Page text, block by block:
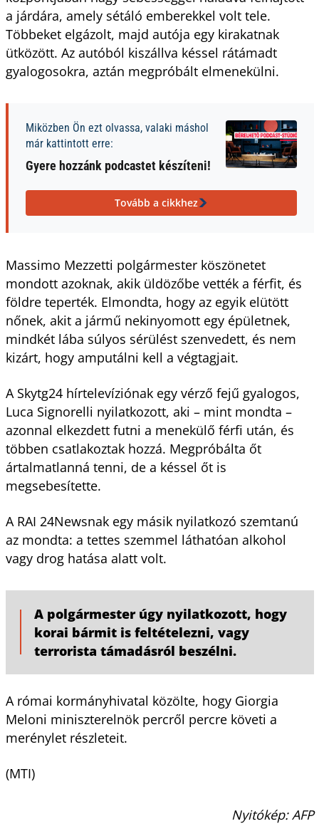
a járdára, amely sétáló emberekkel volt tele.
Többeket elgázolt, majd autója egy kirakatnak
ütközött. Az autóból kiszállva késsel rátámadt
gyalogosokra, aztán megpróbált elmenekülni.
Miközben Ön ezt olvassa, valaki máshol
már kattintott erre:
Gyere hozzánk podcastet készíteni!
Tovább a cikkhez
Massimo Mezzetti polgármester köszönetet
mondott azoknak, akik üldözőbe vették a férfit, és
földre teperték. Elmondta, hogy az egyik elütött
nőnek, akit a jármű nekinyomott egy épületnek,
mindkét lába súlyos sérülést szenvedett, és nem
kizárt, hogy amputálni kell a végtagjait.
A Skytg24 hírtelevíziónak egy vérző fejű gyalogos,
Luca Signorelli nyilatkozott, aki – mint mondta –
azonnal elkezdett futni a menekülő férfi után, és
többen csatlakoztak hozzá. Megpróbálta őt
ártalmatlanná tenni, de a késsel őt is
megsebesítette.
A RAI 24Newsnak egy másik nyilatkozó szemtanú
az mondta: a tettes szemmel láthatóan alkohol
vagy drog hatása alatt volt.
A polgármester úgy nyilatkozott, hogy
korai bármit is feltételezni, vagy
terrorista támadásról beszélni.
A római kormányhivatal közölte, hogy Giorgia
Meloni miniszterelnök percről percre követi a
merénylet részleteit.
(MTI)
Nyitókép: AFP